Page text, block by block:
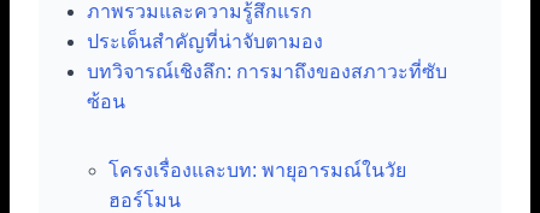
ภาพรวมและความรู้สึกแรก
ประเด็นสำคัญที่น่าจับตามอง
บทวิจารณ์เชิงลึก: การมาถึงของสภาวะที่ซับ
ซ้อน
โครงเรื่องและบท: พายุอารมณ์ในวัย
ฮอร์โมน